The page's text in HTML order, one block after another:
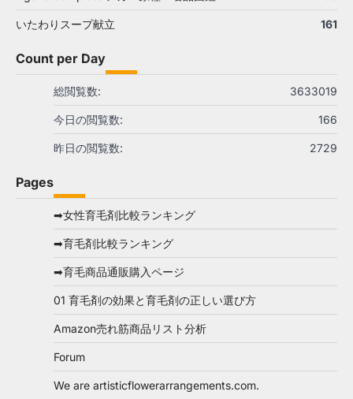
いたわりスープ献立 161
Count per Day
3633019
総閲覧数:
166
今日の閲覧数:
2729
昨日の閲覧数:
Pages
➡女性育毛剤比較ランキング
➡育毛剤比較ランキング
➡育毛商品通販購入ページ
01 育毛剤の効果と育毛剤の正しい選び方
Amazon売れ筋商品リスト分析
Forum
We are artisticflowerarrangements.com.